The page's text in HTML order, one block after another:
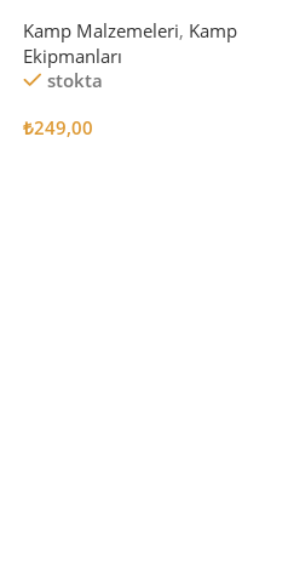
Kamp Malzemeleri, Kamp
Ekipmanları
stokta
₺249,00